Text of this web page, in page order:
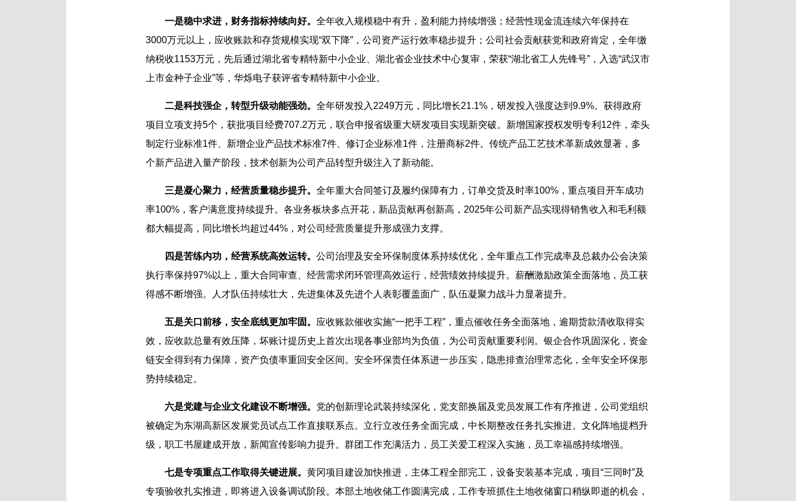
一是稳中求进，财务指标持续向好。全年收入规模稳中有升，盈利能力持续增强；经营性现金流连续六年保持在
3000万元以上，应收账款和存货规模实现“双下降”，公司资产运行效率稳步提升；公司社会贡献获党和政府肯定，全年缴
纳税收1153万元，先后通过湖北省专精特新中小企业、湖北省企业技术中心复审，荣获“湖北省工人先锋号”，入选“武汉市
上市金种子企业”等，华烁电子获评省专精特新中小企业。
二是科技强企，转型升级动能强劲。全年研发投入2249万元，同比增长21.1%，研发投入强度达到9.9%。获得政府
项目立项支持5个，获批项目经费707.2万元，联合申报省级重大研发项目实现新突破。新增国家授权发明专利12件，牵头
制定行业标准1件、新增企业产品技术标准7件、修订企业标准1件，注册商标2件。传统产品工艺技术革新成效显著，多
个新产品进入量产阶段，技术创新为公司产品转型升级注入了新动能。
三是凝心聚力，经营质量稳步提升。全年重大合同签订及履约保障有力，订单交货及时率100%，重点项目开车成功
率100%，客户满意度持续提升。各业务板块多点开花，新品贡献再创新高，2025年公司新产品实现得销售收入和毛利额
都大幅提高，同比增长均超过44%，对公司经营质量提升形成强力支撑。
四是苦练内功，经营系统高效运转。公司治理及安全环保制度体系持续优化，全年重点工作完成率及总裁办公会决策
执行率保持97%以上，重大合同审查、经营需求闭环管理高效运行，经营绩效持续提升。薪酬激励政策全面落地，员工获
得感不断增强。人才队伍持续壮大，先进集体及先进个人表彰覆盖面广，队伍凝聚力战斗力显著提升。
五是关口前移，安全底线更加牢固。 应收账款催收实施“一把手工程”，重点催收任务全面落地，逾期货款清收取得实
效，应收款总量有效压降，坏账计提历史上首次出现各事业部均为负值，为公司贡献重要利润。银企合作巩固深化，资金
链安全得到有力保障，资产负债率重回安全区间。安全环保责任体系进一步压实，隐患排查治理常态化，全年安全环保形
势持续稳定。
六是党建与企业文化建设不断增强。 党的创新理论武装持续深化，党支部换届及党员发展工作有序推进，公司党组织
被确定为东湖高新区发展党员试点工作直接联系点。立行立改任务全面完成，中长期整改任务扎实推进。文化阵地提档升
级，职工书屋建成开放，新闻宣传影响力提升。群团工作充满活力，员工关爱工程深入实施，员工幸福感持续增强。
七是专项重点工作取得关键进展。黄冈项目建设加快推进，主体工程全部完工，设备安装基本完成，项目“三同时”及
专项验收扎实推进，即将进入设备调试阶段。本部土地收储工作圆满完成，工作专班抓住土地收储窗口稍纵即逝的机会，